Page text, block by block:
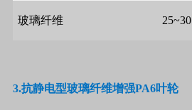
玻璃纤维 25~30
3.抗静电型玻璃纤维增强PA6叶轮